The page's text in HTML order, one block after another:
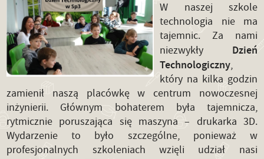
W naszej szkole
technologia nie ma
tajemnic. Za nami
niezwykły Dzień
Technologiczny,
który na kilka godzin
zamienił naszą placówkę w centrum nowoczesnej
inżynierii. Głównym bohaterem była tajemnicza,
rytmicznie poruszająca się maszyna – drukarka 3D.
Wydarzenie to było szczególne, ponieważ w
profesjonalnych szkoleniach wzięli udział nasi